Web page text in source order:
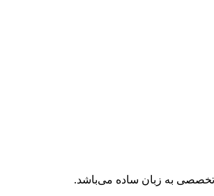
تخصصی به زبان ساده می‌باشد.